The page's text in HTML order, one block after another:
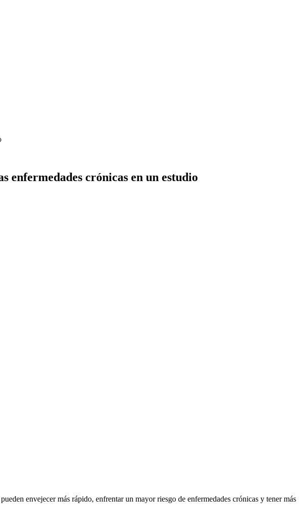
enfermedades crónicas en un estudio
envejecer más rápido, enfrentar un mayor riesgo de enfermedades crónicas y tener más